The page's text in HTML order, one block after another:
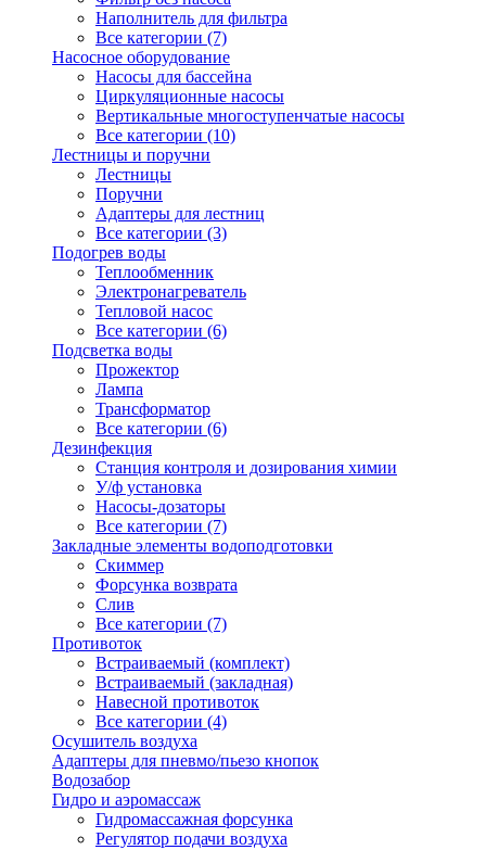
Наполнитель для фильтра
Все категории (7)
Насосное оборудование
Насосы для бассейна
Циркуляционные насосы
Вертикальные многоступенчатые насосы
Все категории (10)
Лестницы и поручни
Лестницы
Поручни
Адаптеры для лестниц
Все категории (3)
Подогрев воды
Теплообменник
Электронагреватель
Тепловой насос
Все категории (6)
Подсветка воды
Прожектор
Лампа
Трансформатор
Все категории (6)
Дезинфекция
Станция контроля и дозирования химии
У/ф установка
Насосы-дозаторы
Все категории (7)
Закладные элементы водоподготовки
Скиммер
Форсунка возврата
Слив
Все категории (7)
Противоток
Встраиваемый (комплект)
Встраиваемый (закладная)
Навесной противоток
Все категории (4)
Осушитель воздуха
Адаптеры для пневмо/пьезо кнопок
Водозабор
Гидро и аэромассаж
Гидромассажная форсунка
Регулятор подачи воздуха